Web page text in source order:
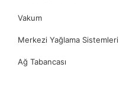
Vakum
Merkezi Yağlama Sistemleri
Ağ Tabancası